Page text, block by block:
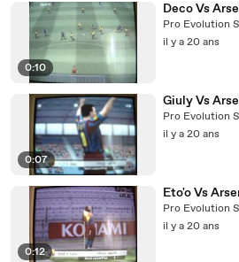
0:10
Deco Vs
Pro Evolution
il y a 20 ans
0:07
Giuly Vs
Pro Evolution
il y a 20 ans
0:12
Eto'o Vs
Pro Evolution
il y a 20 ans